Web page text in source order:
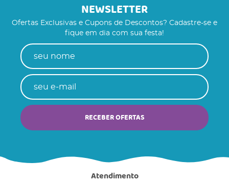
NEWSLETTER
Ofertas Exclusivas e Cupons de Descontos? Cadastre-se e
fique em dia com sua festa!
RECEBER OFERTAS
Atendimento